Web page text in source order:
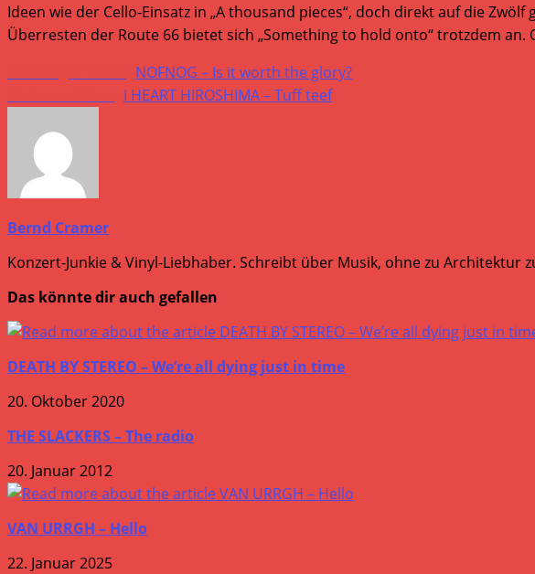
Ideen wie der Cello-Einsatz in „A thousand pieces“, doch direkt auf die
Überresten der Route 66 bietet sich „Something to hold onto“ trotzdem
Weitere
Artikel
ansehen
NOFNOG – Is it worth the glory?
I HEART HIROSHIMA – Tuff teef
Bernd Cramer
Konzert-Junkie & Vinyl-Liebhaber. Schreibt über Musik, ohne zu Architektur
Das könnte dir auch gefallen
DEATH BY STEREO – We’re all dying just in time
20. Oktober 2020
THE SLACKERS – The radio
20. Januar 2012
VAN URRGH – Hello
22. Januar 2025